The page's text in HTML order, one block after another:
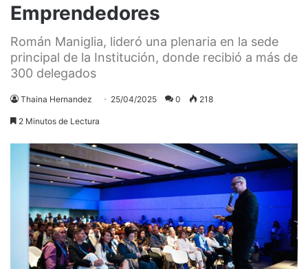
Emprendedores
Román Maniglia, lideró una plenaria en la sede
principal de la Institución, donde recibió a más de
300 delegados
Thaina Hernandez 25/04/2025 0 218
2 Minutos de Lectura